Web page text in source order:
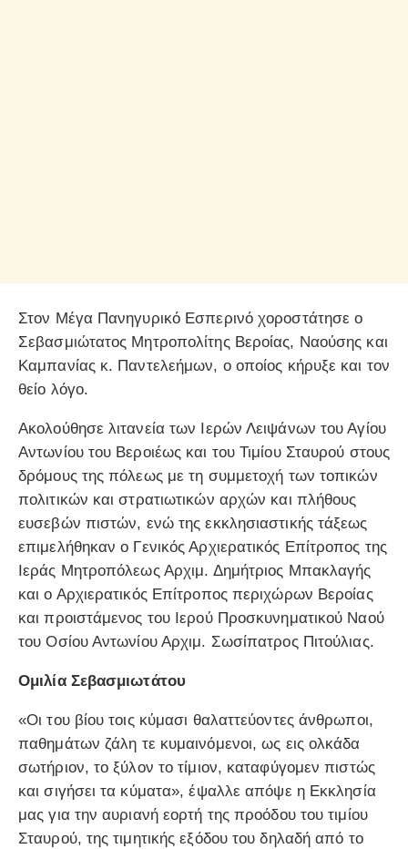
Στον Μέγα Πανηγυρικό Εσπερινό χοροστάτησε ο
Σεβασμιώτατος Μητροπολίτης Βεροίας, Ναούσης και
Καμπανίας κ. Παντελεήμων, ο οποίος κήρυξε και τον
θείο λόγο.
Ακολούθησε λιτανεία των Ιερών Λειψάνων του Αγίου
Αντωνίου του Βεροιέως και του Τιμίου Σταυρού στους
δρόμους της πόλεως με τη συμμετοχή των τοπικών
πολιτικών και στρατιωτικών αρχών και πλήθους
ευσεβών πιστών, ενώ της εκκλησιαστικής τάξεως
επιμελήθηκαν ο Γενικός Αρχιερατικός Επίτροπος της
Ιεράς Μητροπόλεως Αρχιμ. Δημήτριος Μπακλαγής
και ο Αρχιερατικός Επίτροπος περιχώρων Βεροίας
και προιστάμενος του Ιερού Προσκυνηματικού Ναού
του Οσίου Αντωνίου Αρχιμ. Σωσίπατρος Πιτούλιας.
Ομιλία Σεβασμιωτάτου
«Οι του βίου τοις κύμασι θαλαττεύοντες άνθρωποι,
παθημάτων ζάλη τε κυμαινόμενοι, ως εις ολκάδα
σωτήριον, το ξύλον το τίμιον, καταφύγομεν πιστώς
και σιγήσει τα κύματα», έψαλλε απόψε η Εκκλησία
μας για την αυριανή εορτή της προόδου του τιμίου
Σταυρού, της τιμητικής εξόδου του δηλαδή από το